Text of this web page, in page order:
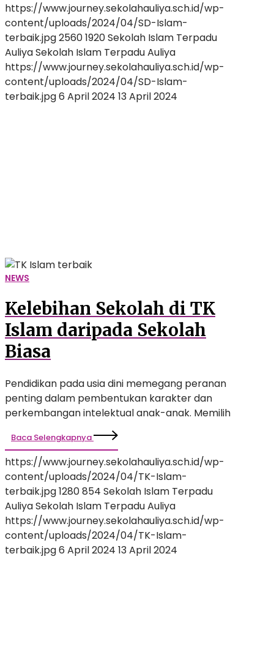
https://www.journey.sekolahauliya.sch.id/wp-
content/uploads/2024/04/SD-Islam-
terbaik.jpg25601920Sekolah Islam Terpadu
AuliyaSekolah Islam Terpadu Auliya
https://www.journey.sekolahauliya.sch.id/wp-
content/uploads/2024/04/SD-Islam-
terbaik.jpg6 April 2024 13 April 2024
NEWS
Kelebihan Sekolah di TK
Islam daripada Sekolah
Biasa
Pendidikan pada usia dini memegang peranan
penting dalam pembentukan karakter dan
perkembangan intelektual anak-anak. Memilih
Baca Selengkapnya
https://www.journey.sekolahauliya.sch.id/wp-
content/uploads/2024/04/TK-Islam-
terbaik.jpg1280854 Sekolah Islam Terpadu
AuliyaSekolah Islam Terpadu Auliya
https://www.journey.sekolahauliya.sch.id/wp-
content/uploads/2024/04/TK-Islam-
terbaik.jpg6 April 2024 13 April 2024